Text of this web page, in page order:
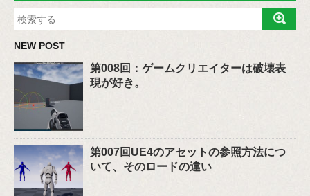
NEW POST
第008回：ゲームクリエイターは破壊表
現が好き。
第007回UE4のアセットの参照方法につ
いて、そのロードの違い